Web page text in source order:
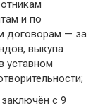
и по
договорам — за
выкупа
уставном
с 9